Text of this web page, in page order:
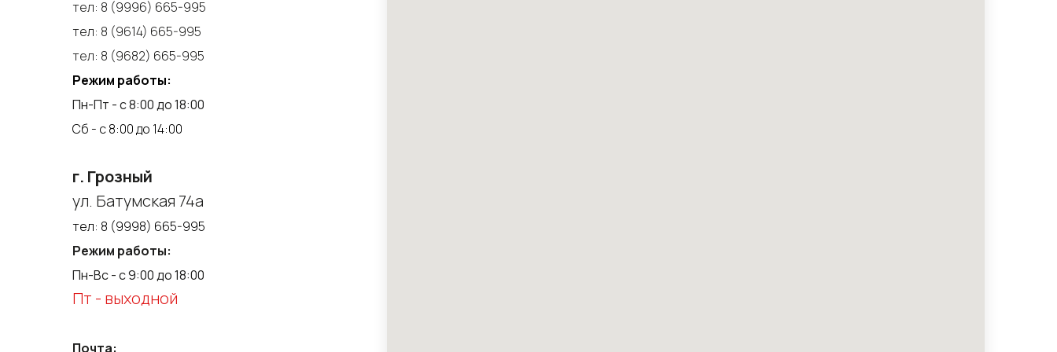
тел: 8 (9996) 665-995
тел: 8 (9614) 665-995
тел: 8 (9682) 665-995
Режим работы:
Пн-Пт - с 8:00 до 18:00
Сб - с 8:00 до 14:00
г. Грозный
ул. Батумская 74а
тел: 8 (9998) 665-995
Режим работы:
Пн-Вс - с 9:00 до 18:00
Пт - выходной
Почта: